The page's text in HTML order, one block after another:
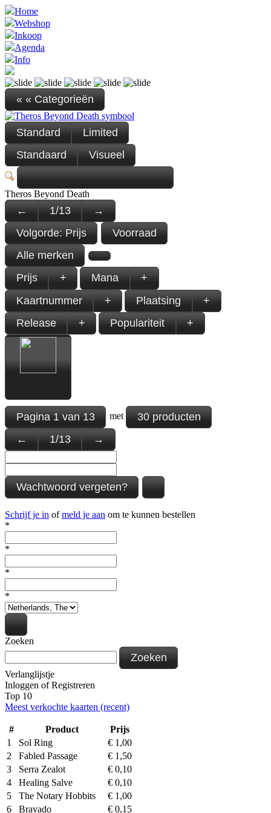
Home
Webshop
Inkoop
Agenda
Info
« « Categorieën
Standard
Limited
Standaard
Visueel
Theros Beyond Death
← 1/13
→
Volgorde: Prijs
Voorraad
Alle merken
Prijs
+ Mana
+
Kaartnummer
+ Plaatsing
+
Release
+ Populariteit +
Pagina1van13 met
30 producten
←
1/13 →
Wachtwoord vergeten?
Schrijf je in ofmeld je aan om te kunnen bestellen
*
*
*
*
Zoeken
Zoeken
Verlanglijstje
Inloggen ofRegistreren
Top 10
Meest verkochte kaarten (recent)
# Product
Prijs
1
Sol Ring € 1,00
2
Fabled Passage € 1,50
3
Serra Zealot € 0,10
4
Healing Salve € 0,10
5
The Notary Hobbits € 1,00
6
Bravado € 0,15